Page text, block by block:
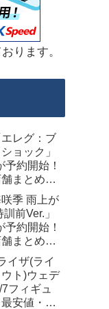
ります。
エレグ：ブ
ョック」
予約開始！
まとめ
売】
咲季 雨上が
前Ver.」
予約開始！
まとめ
】
イザ(ライ
ト)ウェデ
フィギュ
安値・取